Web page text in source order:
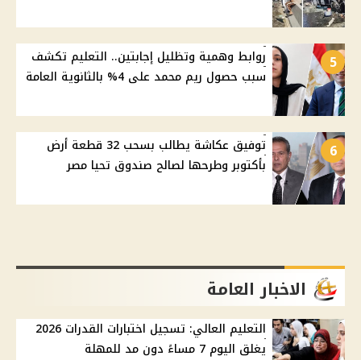
5
روابط وهمية وتظليل إجابتين.. التعليم تكشف
سبب حصول ريم محمد على 4% بالثانوية العامة
6
توفيق عكاشة يطالب بسحب 32 قطعة أرض
بأكتوبر وطرحها لصالح صندوق تحيا مصر
الاخبار العامة
التعليم العالي: تسجيل اختبارات القدرات 2026
يغلق اليوم 7 مساءً دون مد للمهلة